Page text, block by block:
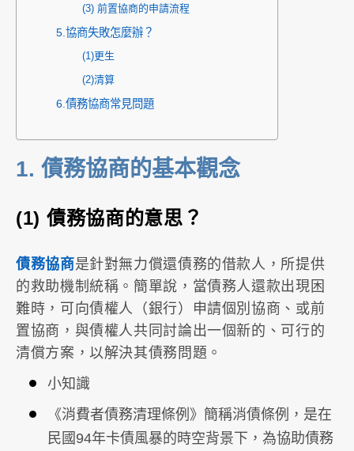
(3) 前置協商的申請流程
5.協商失敗怎麼辦？
(1)更生
(2)清算
6.債務協商常見問題
1. 債務協商的基本觀念
(1) 債務協商的意思？
債務協商是針對無力償還債務的借款人，所提供
的救助機制統稱。簡單說，當債務人還款出現困
難時，可向債權人（銀行）申請個別協商、或前
置協商，與債權人共同討論出一個新的、可行的
清償方案，以解決其債務問題。
小知識
《消費者債務清理條例》簡稱消債條例，是在
民國94年卡債風暴的時空背景下，為協助債務